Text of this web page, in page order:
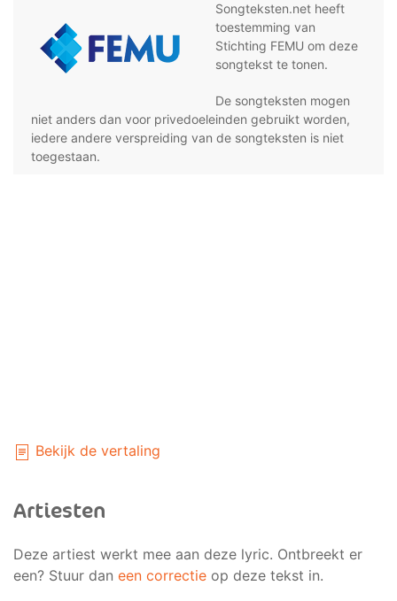
Songteksten.net heeft
toestemming van
Stichting FEMU om deze
songtekst te tonen.
De songteksten mogen
niet anders dan voor privedoeleinden gebruikt worden,
iedere andere verspreiding van de songteksten is niet
toegestaan.
Bekijk de vertaling
Artiesten
Deze artiest werkt mee aan deze lyric. Ontbreekt er
een? Stuur dan een correctie op deze tekst in.